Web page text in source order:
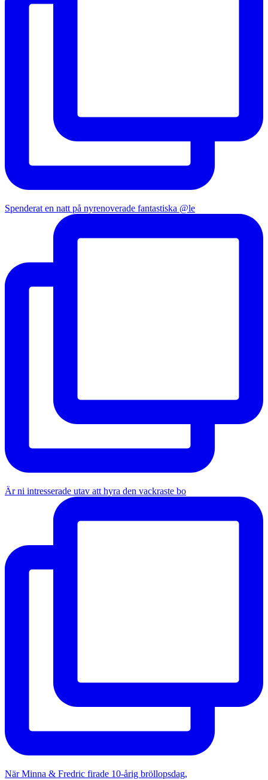
Spenderat en natt på nyrenoverade fantastiska @le
Är ni intresserade utav att hyra den vackraste bo
När Minna & Fredric firade 10-årig bröllopsdag,